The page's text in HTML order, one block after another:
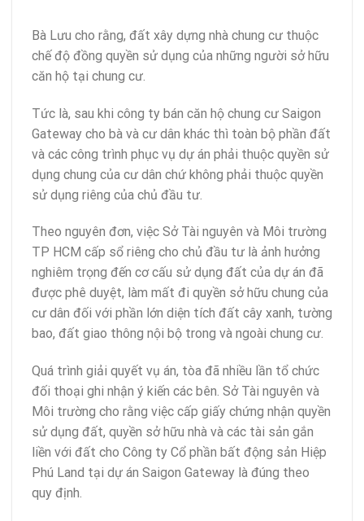
Bà Lưu cho rằng, đất xây dựng nhà chung cư thuộc
chế độ đồng quyền sử dụng của những người sở hữu
căn hộ tại chung cư.
Tức là, sau khi công ty bán căn hộ chung cư Saigon
Gateway cho bà và cư dân khác thì toàn bộ phần đất
và các công trình phục vụ dự án phải thuộc quyền sử
dụng chung của cư dân chứ không phải thuộc quyền
sử dụng riêng của chủ đầu tư.
Theo nguyên đơn, việc Sở Tài nguyên và Môi trường
TP HCM cấp sổ riêng cho chủ đầu tư là ảnh hưởng
nghiêm trọng đến cơ cấu sử dụng đất của dự án đã
được phê duyệt, làm mất đi quyền sở hữu chung của
cư dân đối với phần lớn diện tích đất cây xanh, tường
bao, đất giao thông nội bộ trong và ngoài chung cư.
Quá trình giải quyết vụ án, tòa đã nhiều lần tổ chức
đối thoại ghi nhận ý kiến các bên. Sở Tài nguyên và
Môi trường cho rằng việc cấp giấy chứng nhận quyền
sử dụng đất, quyền sở hữu nhà và các tài sản gắn
liền với đất cho Công ty Cổ phần bất động sản Hiệp
Phú Land tại dự án Saigon Gateway là đúng theo
quy định.